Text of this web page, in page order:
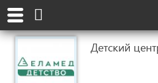
Детский